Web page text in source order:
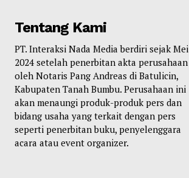
Tentang Kami
PT. Interaksi Nada Media berdiri sejak Mei
2024 setelah penerbitan akta perusahaan
oleh Notaris Pang Andreas di Batulicin,
Kabupaten Tanah Bumbu. Perusahaan ini
akan menaungi produk-produk pers dan
bidang usaha yang terkait dengan pers
seperti penerbitan buku, penyelenggara
acara atau event organizer.